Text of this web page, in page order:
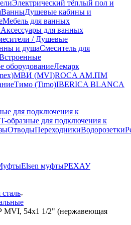
Электрический тёплый пол и
ВанныДушевые кабины и
Мебель для ванных
Аксессуары для ванных
/ Душевые
и душаСмеситель для
оборудованиеЛемарк
МВИ (MVI)ROCA АМ.ПМ
Тимо (Timo)IBERICA BLANCA
для подключения к
образные для подключения к
ОтводыПереходникиВодорозетки
Elsen муфтыРЕХАУ
MVI, 54x1 1/2" (нержавеющая